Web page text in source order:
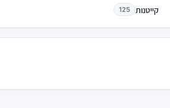
קייטנות 125